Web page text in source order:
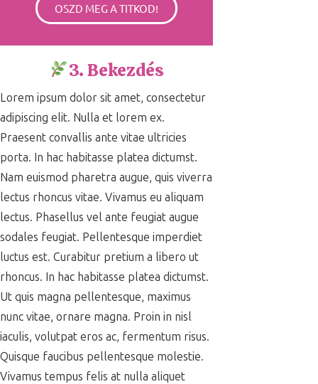
OSZD MEG A TITKOD!
3. Bekezdés
Lorem ipsum dolor sit amet, consectetur
adipiscing elit. Nulla et lorem ex.
Praesent convallis ante vitae ultricies
porta. In hac habitasse platea dictumst.
Nam euismod pharetra augue, quis viverra
lectus rhoncus vitae. Vivamus eu aliquam
lectus. Phasellus vel ante feugiat augue
sodales feugiat. Pellentesque imperdiet
luctus est. Curabitur pretium a libero ut
rhoncus. In hac habitasse platea dictumst.
Ut quis magna pellentesque, maximus
nunc vitae, ornare magna. Proin in nisl
iaculis, volutpat eros ac, fermentum risus.
Quisque faucibus pellentesque molestie.
Vivamus tempus felis at nulla aliquet